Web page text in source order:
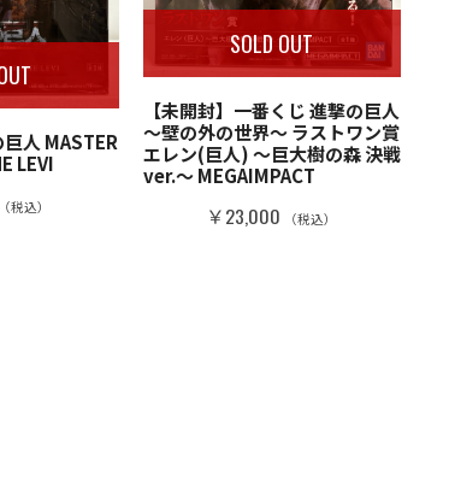
巨人 MASTER
LEVI
（税込）
SOLD OUT
【未開封】一番くじ 進撃の巨人
～壁の外の世界～ ラストワン賞
エレン(巨人) ～巨大樹の森 決戦
ver.～ MEGAIMPACT
￥23,000 （税込）